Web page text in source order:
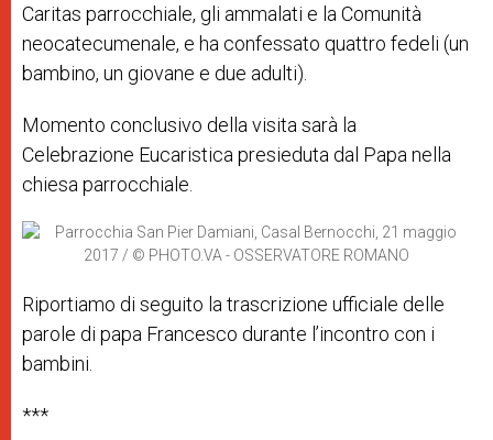
Caritas parrocchiale, gli ammalati e la Comunità
neocatecumenale, e ha confessato quattro fedeli (un
bambino, un giovane e due adulti).
Momento conclusivo della visita sarà la
Celebrazione Eucaristica presieduta dal Papa nella
chiesa parrocchiale.
Riportiamo di seguito la trascrizione ufficiale delle
parole di papa Francesco durante l’incontro con i
bambini.
***